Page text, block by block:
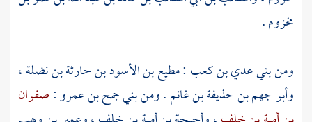
مخزوم.
ومنبني عدي بن كعب :مطيع بن الأسود بن حارثة بن نضلة،
وأبو جهم بن حذيفة بن غانم. ومنبني جمح بن عمرو:صفوان